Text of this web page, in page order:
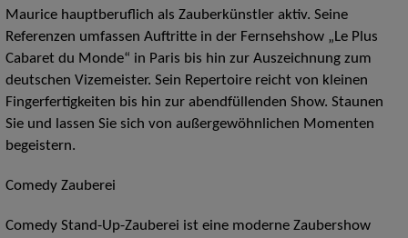
Maurice hauptberuflich als Zauberkünstler aktiv. Seine
Referenzen umfassen Auftritte in der Fernsehshow „Le Plus
Cabaret du Monde“ in Paris bis hin zur Auszeichnung zum
deutschen Vizemeister. Sein Repertoire reicht von kleinen
Fingerfertigkeiten bis hin zur abendfüllenden Show. Staunen
Sie und lassen Sie sich von außergewöhnlichen Momenten
begeistern.
Comedy Zauberei
Comedy Stand-Up-Zauberei ist eine moderne Zaubershow